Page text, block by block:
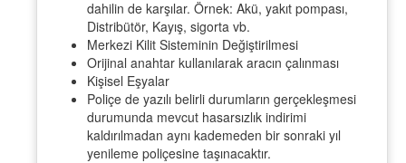
dahilin de karşılar. Örnek: Akü, yakıt pompası,
Distribütör, Kayış, sigorta vb.
Merkezi Kilit Sisteminin Değiştirilmesi
Orijinal anahtar kullanılarak aracın çalınması
Kişisel Eşyalar
Poliçe de yazılı belirli durumların gerçekleşmesi
durumunda mevcut hasarsızlık indirimi
kaldırılmadan aynı kademeden bir sonraki yıl
yenileme poliçesine taşınacaktır.